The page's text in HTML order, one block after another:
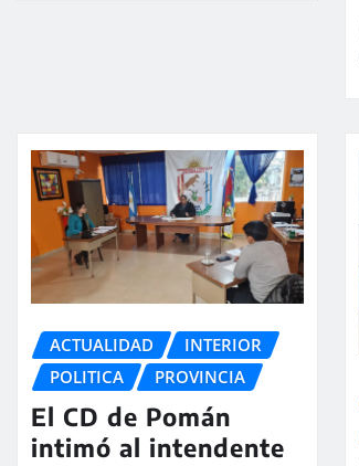
ACTUALIDAD
INTERIOR
POLITICA
PROVINCIA
El CD de Pomán
intimó al intendente